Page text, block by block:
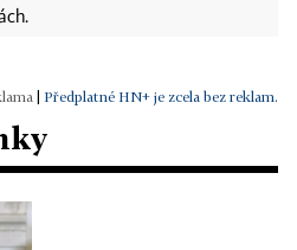
Předplatné HN+ je zcela bez reklam.